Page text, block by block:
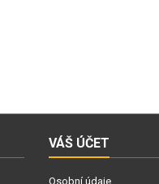
VÁŠ ÚČET
Osobní údaje